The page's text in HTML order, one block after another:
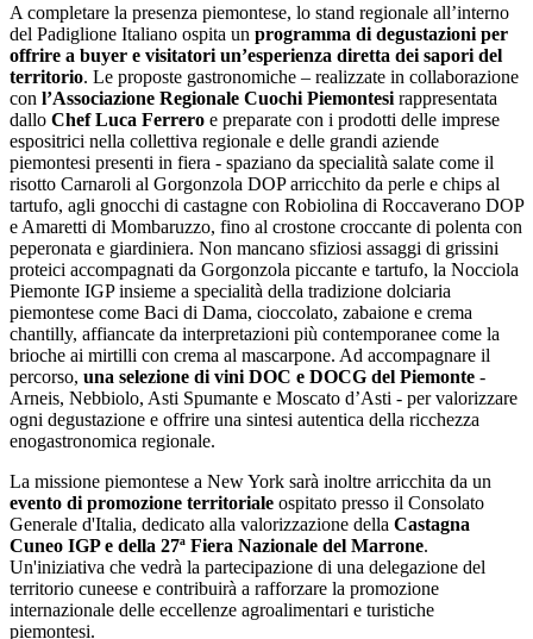
A completare la presenza piemontese, lo stand regionale all’interno
del Padiglione Italiano ospita un programma di degustazioni per
offrire a buyer e visitatori un’esperienza diretta dei sapori del
territorio. Le proposte gastronomiche – realizzate in collaborazione
con l’Associazione Regionale Cuochi Piemontesi rappresentata
dallo Chef Luca Ferrero e preparate con i prodotti delle imprese
espositrici nella collettiva regionale e delle grandi aziende
piemontesi presenti in fiera - spaziano da specialità salate come il
risotto Carnaroli al Gorgonzola DOP arricchito da perle e chips al
tartufo, agli gnocchi di castagne con Robiolina di Roccaverano DOP
e Amaretti di Mombaruzzo, fino al crostone croccante di polenta con
peperonata e giardiniera. Non mancano sfiziosi assaggi di grissini
proteici accompagnati da Gorgonzola piccante e tartufo, la Nocciola
Piemonte IGP insieme a specialità della tradizione dolciaria
piemontese come Baci di Dama, cioccolato, zabaione e crema
chantilly, affiancate da interpretazioni più contemporanee come la
brioche ai mirtilli con crema al mascarpone. Ad accompagnare il
percorso, una selezione di vini DOC e DOCG del Piemonte -
Arneis, Nebbiolo, Asti Spumante e Moscato d’Asti - per valorizzare
ogni degustazione e offrire una sintesi autentica della ricchezza
enogastronomica regionale.
La missione piemontese a New York sarà inoltre arricchita da un
evento di promozione territoriale ospitato presso il Consolato
Generale d'Italia, dedicato alla valorizzazione della Castagna
Cuneo IGP e della 27ª Fiera Nazionale del Marrone.
Un'iniziativa che vedrà la partecipazione di una delegazione del
territorio cuneese e contribuirà a rafforzare la promozione
internazionale delle eccellenze agroalimentari e turistiche
piemontesi.